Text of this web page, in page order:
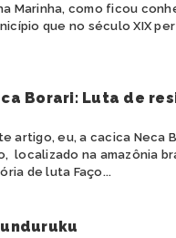
Marinha, como ficou
que no século XIX
Borari: Luta de
artigo, eu, a cacica
localizado na amazônia
de luta Faço...